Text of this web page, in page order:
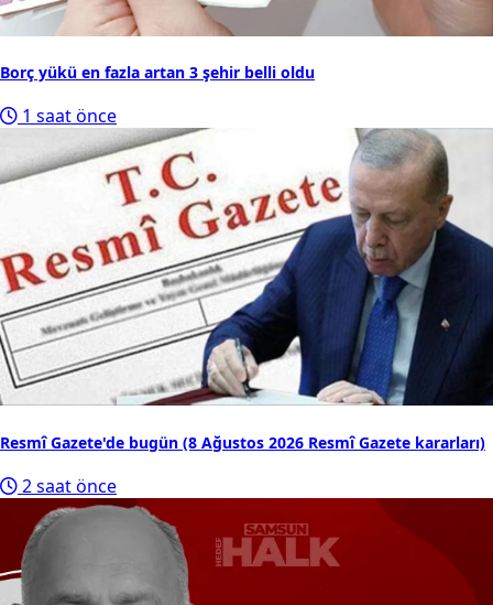
Borç yükü en fazla artan 3 şehir belli oldu
1 saat önce
Resmî Gazete'de bugün (8 Ağustos 2026 Resmî Gazete kararları)
2 saat önce